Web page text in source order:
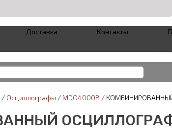
Доставка Контакты
/ Осциллографы / MDO4000B /
ОСЦИЛЛОГРАФ